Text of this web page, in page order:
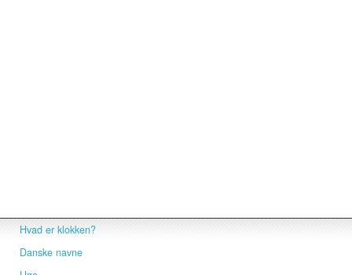
Hvad er klokken?
Danske navne